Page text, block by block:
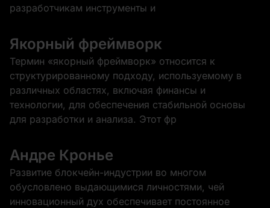
разработчикам инструменты и
Якорный фреймворк
Термин «якорный фреймворк» относится к
структурированному подходу, используемому в
различных областях, включая финансы и
технологии, для обеспечения стабильной основы
для разработки и анализа. Этот фр
Андре Кронье
Развитие блокчейн-индустрии во многом
обусловлено выдающимися личностями, чей
инновационный дух обеспечивает постоянное